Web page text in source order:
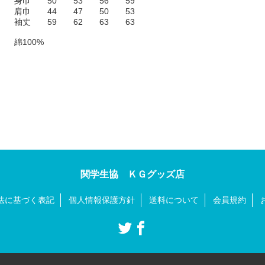
肩巾 44 47 50 53
袖丈 59 62 63 63
綿100%
関学生協 ＫＧグッズ店
に基づく表記 個人情報保護方針 送料について 会員規約